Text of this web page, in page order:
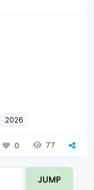
2026
0 77
JUMP